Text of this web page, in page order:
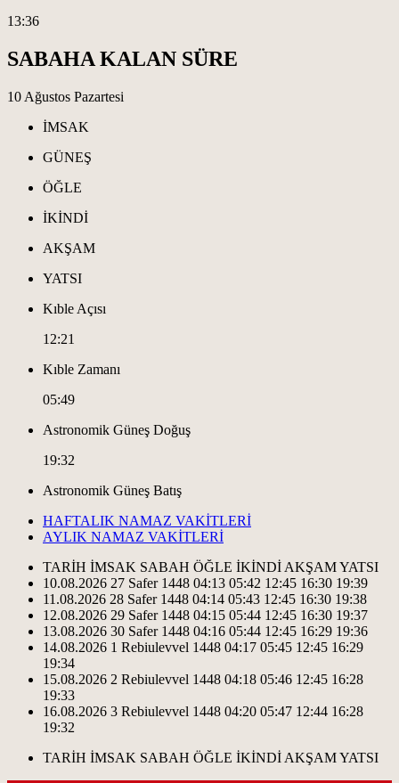
13:36
SABAHA KALAN SÜRE
10 Ağustos Pazartesi
İMSAK
GÜNEŞ
ÖĞLE
İKİNDİ
AKŞAM
YATSI
Kıble Açısı
12:21
Kıble Zamanı
05:49
Astronomik Güneş Doğuş
19:32
Astronomik Güneş Batış
HAFTALIK NAMAZ VAKİTLERİ
AYLIK NAMAZ VAKİTLERİ
TARİH İMSAK SABAH ÖĞLE İKİNDİ AKŞAMYATSI
10.08.2026 27 Safer 1448 04:13 05:42 12:45 16:30 19:39
11.08.2026 28 Safer 1448 04:14 05:43 12:45 16:30 19:38
12.08.2026 29 Safer 1448 04:15 05:44 12:45 16:30 19:37
13.08.2026 30 Safer 1448 04:16 05:44 12:45 16:29 19:36
14.08.2026 1 Rebiulevvel 1448 04:17 05:45 12:45 16:29
19:34
15.08.2026 2 Rebiulevvel 1448 04:18 05:46 12:45 16:28
19:33
16.08.2026 3 Rebiulevvel 1448 04:20 05:47 12:44 16:28
19:32
TARİH İMSAK SABAH ÖĞLE İKİNDİ AKŞAMYATSI